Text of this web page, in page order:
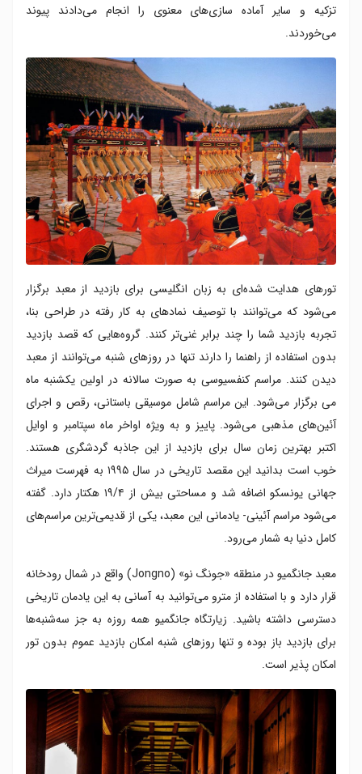
تزکیه و سایر آماده سازی‌های معنوی را انجام می‌دادند پیوند
می‌خوردند.
تورهای هدایت شده‌ای به زبان انگلیسی برای بازدید از معبد برگزار
می‌شود که می‌توانند با توصیف نمادهای به کار رفته در طراحی بنا،
تجربه بازدید شما را چند برابر غنی‌تر کنند. گروه‌هایی که قصد بازدید
بدون استفاده از راهنما را دارند تنها در روزهای شنبه می‌توانند از معبد
دیدن کنند. مراسم کنفسیوسی به صورت سالانه در اولین یکشنبه ماه
می برگزار می‌شود. این مراسم شامل موسیقی باستانی، رقص و اجرای
آئین‌های مذهبی می‌شود. پاییز و به ویژه اواخر ماه سپتامبر و اوایل
اکتبر بهترین زمان سال برای بازدید از این جاذبه‌ گردشگری هستند.
خوب است بدانید این مقصد تاریخی در سال ۱۹۹۵ به فهرست میراث
جهانی یونسکو اضافه شد و مساحتی بیش از ۱۹/۴ هکتار دارد. گفته
می‌شود مراسم آئینی- یادمانی این معبد، یکی از قدیمی‌ترین مراسم‌های
کامل دنیا به شمار می‌رود.
معبد جانگمیو در منطقه «جونگ نو» (Jongno) واقع در شمال رودخانه
قرار دارد و با استفاده از مترو می‌توانید به آسانی به این یادمان تاریخی
دسترسی داشته باشید. زیارتگاه جانگمیو همه روزه به جز سه‌شنبه‌ها
برای بازدید باز بوده و تنها روزهای شنبه امکان بازدید عموم بدون تور
امکان پذیر است.